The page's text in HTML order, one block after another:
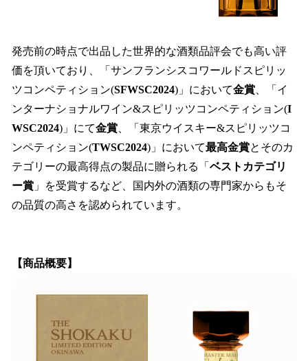
発売前の時点で出品した世界的な酒類品評会でも高い評
価を頂いており、「サンフランシスコワールドスピリッ
ツコンペティション(SFWSC2024)」において金賞 、「イ
ンターナショナルワイン&スピリッツコンペティション(I
WSC2024)」にて金賞 、「東京ウイスキー&スピリッツコ
ンペティション(TWSC2024)」において最高金賞とそのカ
テゴリーの最高得点の製品に贈られる「 ベストカテゴリ
ー賞 」を受賞するなど、国内外の酒類の専門家からもそ
の品質の高さを認められています。
【商品概要】